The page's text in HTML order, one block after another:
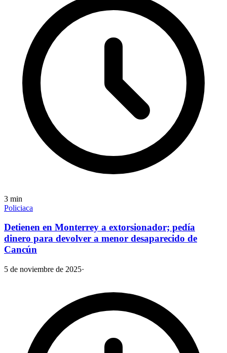
3 min
Policiaca
Detienen en Monterrey a extorsionador; pedía
dinero para devolver a menor desaparecido de
Cancún
5 de noviembre de 2025·